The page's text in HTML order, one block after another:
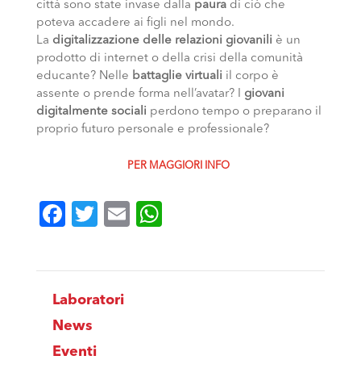
città sono state invase dalla pauradi ciò che
poteva accadere ai figli nel mondo.
La digitalizzazione delle relazioni giovanili è un
prodotto di internet o della crisi della comunità
educante? Nelle battaglie virtuali il corpo è
assente o prende forma nell’avatar? I giovani
digitalmente sociali perdono tempo o preparano il
proprio futuro personale e professionale?
PER MAGGIORI INFO
Facebook
Twitter
Email
Laboratori
News
Eventi